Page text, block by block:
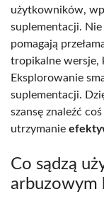
użytkowników,
suplementacji.
pomagają
tropikalne wersje,
Eksplorowanie
suplementacji.
szansę znaleźć
utrzymanie
Co sądzą
arbuzowym